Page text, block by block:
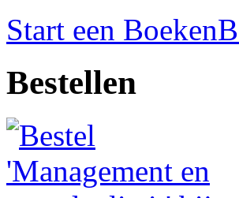
Start een
Bestellen